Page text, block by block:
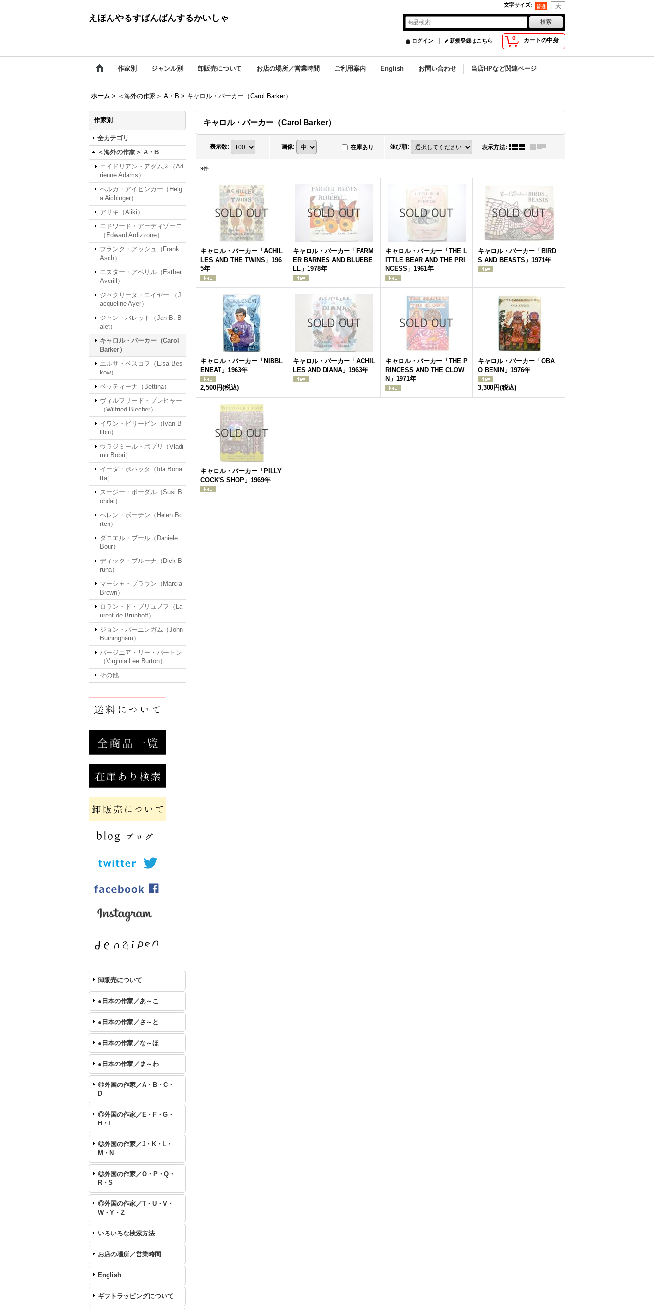
文字サイズ:
えほんやるすばんばんするかいしゃ
0 カートの中身
ログイン 新規登録はこちら
作家別 ジャンル別 卸販売について お店の場所／営業時間 ご利用案内 English お問い合わせ 当店HPなど関連ページ
ホーム > ＜海外の作家＞ A・B > キャロル・バーカー（Carol Barker）
作家別
全カテゴリ
＜海外の作家＞ A・B
エイドリアン・アダムス（Ad
rienne Adams）
ヘルガ・アイヒンガー（Helg
a Aichinger）
アリキ（Aliki）
エドワード・アーディゾーニ
（Edward Ardizzone）
フランク・アッシュ（Frank
Asch）
エスター・アベリル（Esther
Averill）
ジャクリーヌ・エイヤー （J
acqueline Ayer）
ジャン・バレット（Jan B. B
alet）
キャロル・バーカー（Carol
Barker）
エルサ・ベスコフ（Elsa Bes
kow）
ベッティーナ（Bettina）
ヴィルフリード・ブレヒャー
（Wilfried Blecher）
イワン・ビリービン（Ivan Bi
libin）
ウラジミール・ボブリ（Vladi
mir Bobri）
イーダ・ボハッタ（Ida Boha
tta）
スージー・ボーダル（Susi B
ohdal）
ヘレン・ボーテン（Helen Bo
rten）
ダニエル・ブール（Daniele
Bour）
ディック・ブルーナ（Dick B
runa）
マーシャ・ブラウン（Marcia
Brown）
ロラン・ド・ブリュノフ（La
urent de Brunhoff）
ジョン・バーニンガム（John
Burningham）
バージニア・リー・バートン
（Virginia Lee Burton）
その他
卸販売について
●日本の作家／あ～こ
●日本の作家／さ～と
●日本の作家／な～ほ
●日本の作家／ま～わ
◎外国の作家／A・B・C・
D
◎外国の作家／E・F・G・
H・I
◎外国の作家／J・K・L・
M・N
◎外国の作家／O・P・Q・
R・S
◎外国の作家／T・U・V・
W・Y・Z
いろいろな検索方法
お店の場所／営業時間
English
ギフトラッピングについて
キャロル・バーカー（Carol Barker）
表示数: 画像: 在庫あり 並び順: 表示方法:
9件
キャロル・バーカー「ACHIL
LES AND THE TWINS」196
5年
キャロル・バーカー「FARM
ER BARNES AND BLUEBE
LL」1978年
キャロル・バーカー「THE L
ITTLE BEAR AND THE PRI
NCESS」1961年
キャロル・バーカー「BIRD
S AND BEASTS」1971年
キャロル・バーカー「NIBBL
ENEAT」1963年
2,500円(税込)
キャロル・バーカー「ACHIL
LES AND DIANA」1963年
キャロル・バーカー「THE P
RINCESS AND THE CLOW
N」1971年
キャロル・バーカー「OBA
O BENIN」1976年
3,300円(税込)
キャロル・バーカー「PILLY
COCK'S SHOP」1969年